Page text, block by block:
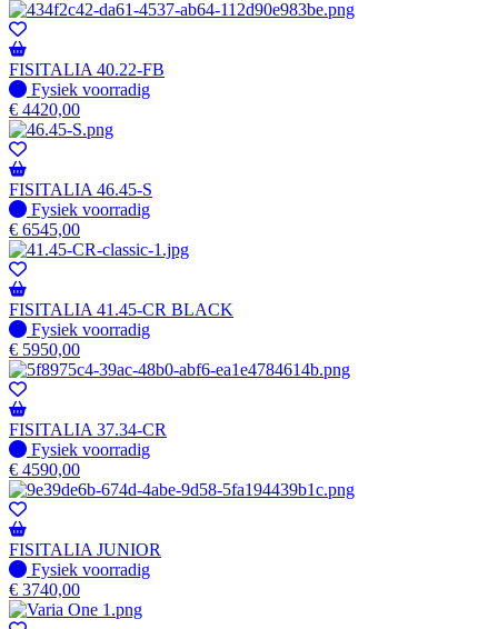
FISITALIA 40.22-FB
Fysiek voorradig
Fysiek voorradig
€ 4420,00
FISITALIA 46.45-S
Fysiek voorradig
Fysiek voorradig
€ 6545,00
FISITALIA 41.45-CR BLACK
Fysiek voorradig
Fysiek voorradig
€ 5950,00
FISITALIA 37.34-CR
Fysiek voorradig
Fysiek voorradig
€ 4590,00
FISITALIA JUNIOR
Fysiek voorradig
Fysiek voorradig
€ 3740,00